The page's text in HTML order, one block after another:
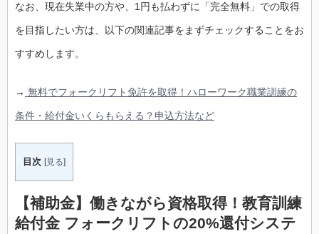
なお、現在失業中の方や、1円も払わずに「完全無料」での取得
を目指したい方は、以下の関連記事をまずチェックすることをお
すすめします。
→ 無料でフォークリフト免許を取得！ハローワーク職業訓練の
条件・給付金いくらもらえる？申込方法など
目次 [見る]
【補助金】働きながら資格取得！教育訓練
給付金 フォークリフトの20%還付システ